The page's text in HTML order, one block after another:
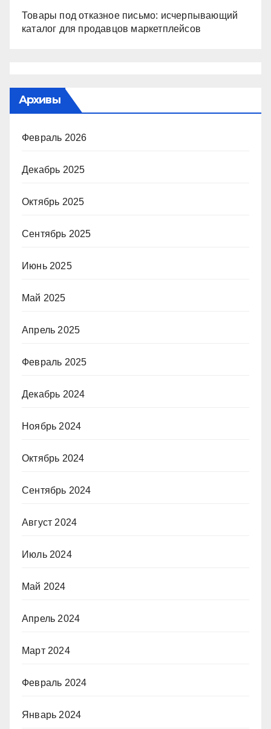
Товары под отказное письмо: исчерпывающий
каталог для продавцов маркетплейсов
Архивы
Февраль 2026
Декабрь 2025
Октябрь 2025
Сентябрь 2025
Июнь 2025
Май 2025
Апрель 2025
Февраль 2025
Декабрь 2024
Ноябрь 2024
Октябрь 2024
Сентябрь 2024
Август 2024
Июль 2024
Май 2024
Апрель 2024
Март 2024
Февраль 2024
Январь 2024